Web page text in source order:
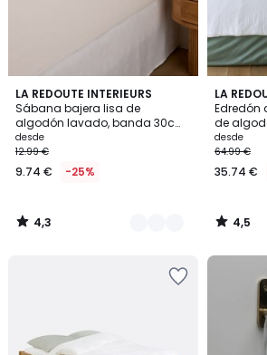
LA REDOUTE INTERIEURS
Sábana bajera lisa de
algodón lavado, banda 30cm,
Scenario
desde
12.99 €
9.74 € -25%
4,3
/ 5
19
Colores
4,3
/
LA
de
desde
64.99 €
35.74 €
4,5
/ 5
9
Colores
4,5
/